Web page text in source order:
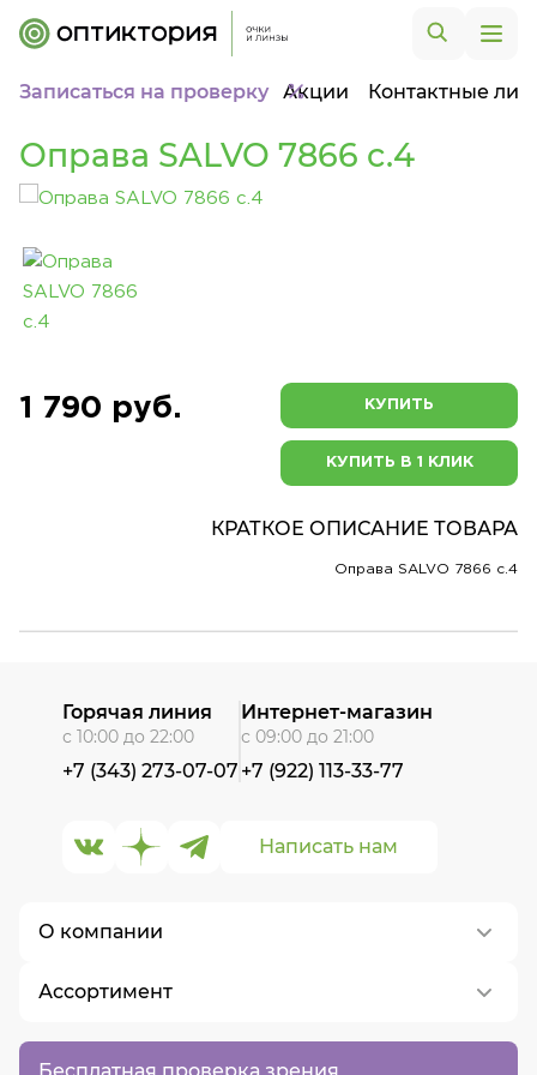
Записаться на проверку Акции Контактные
Оправа SALVO 7866 c.4
1 790 руб. КУПИТЬ
КУПИТЬ В 1 КЛИК
КРАТКОЕ ОПИСАНИЕ ТОВАРА
Оправа SALVO 7866 c.4
Бесплатная проверка зрения
О компании
О нас
Контакты
Ассортимент
Написать нам
Горячая линия
с 10:00 до 22:00
+7 (343) 273-07-07
Интернет-магазин
с 09:00 до 21:00
+7 (922) 113-33-77